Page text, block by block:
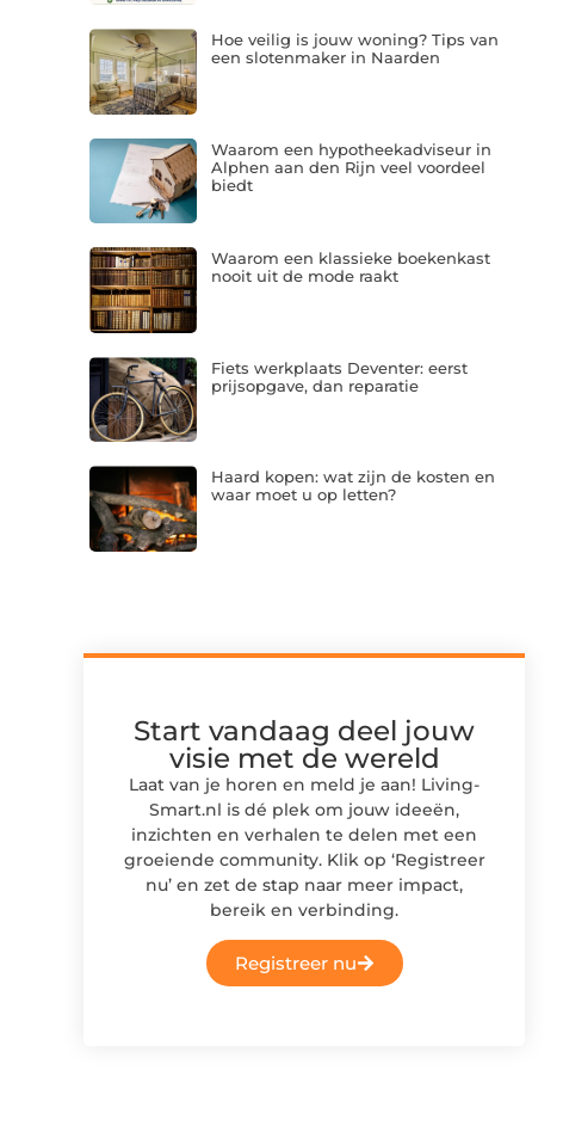
Hoe veilig is jouw woning? Tips van
een slotenmaker in Naarden
Waarom een hypotheekadviseur in
Alphen aan den Rijn veel voordeel
biedt
Waarom een klassieke boekenkast
nooit uit de mode raakt
Fiets werkplaats Deventer: eerst
prijsopgave, dan reparatie
Haard kopen: wat zijn de kosten en
waar moet u op letten?
Start vandaag deel jouw
visie met de wereld
Laat van je horen en meld je aan! Living-
Smart.nl is dé plek om jouw ideeën,
inzichten en verhalen te delen met een
groeiende community. Klik op ‘Registreer
nu’ en zet de stap naar meer impact,
bereik en verbinding.
Registreer nu